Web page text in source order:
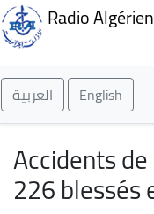
Radio
العربية English
Accidents
226 blessés